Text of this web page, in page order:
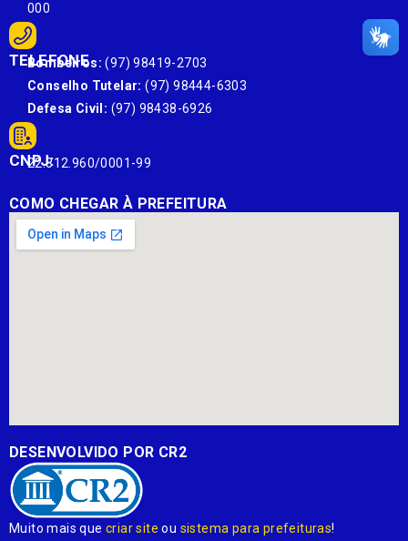
000
TELEFONE
Bombeiros: (97) 98419-2703
Conselho Tutelar: (97) 98444-6303
Defesa Civil: (97) 98438-6926
CNPJ:
22.812.960/0001-99
COMO CHEGAR À PREFEITURA
DESENVOLVIDO POR CR2
Muito mais quecriar site ou sistema para prefeituras!